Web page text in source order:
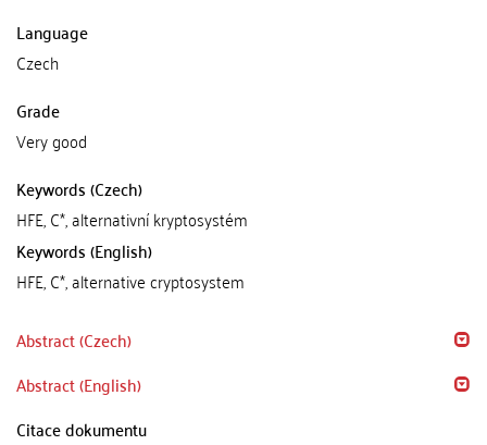
Language
Czech
Grade
Very good
Keywords (Czech)
HFE, C*, alternativní kryptosystém
Keywords (English)
HFE, C*, alternative cryptosystem
Abstract (Czech)
Abstract (English)
Citace dokumentu